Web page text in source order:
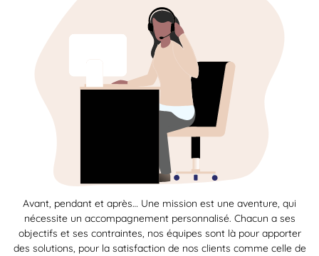
Avant, pendant et après… Une mission est une aventure, qui
nécessite un accompagnement personnalisé. Chacun a ses
objectifs et ses contraintes, nos équipes sont là pour apporter
des solutions, pour la satisfaction de nos clients comme celle de